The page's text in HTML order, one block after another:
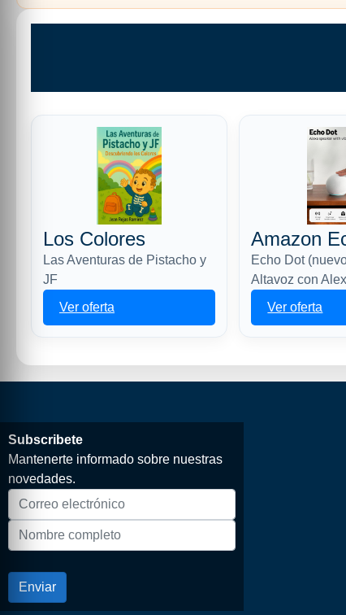
Los Colores
Las Aventuras de Pistacho y
JF
Ver oferta
Amazon
Echo Dot
Altavoz con
Ver oferta
Subscribete
Mantenerte informado sobre nuestras
novedades.